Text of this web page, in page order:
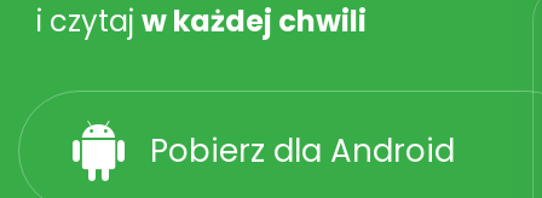
i czytaj w każdej chwili
Pobierz dla Android